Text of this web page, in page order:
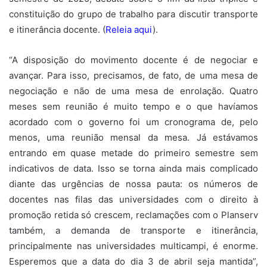
constituição do grupo de trabalho para discutir transporte
e itinerância docente. (Releia aqui).
“A disposição do movimento docente é de negociar e
avançar. Para isso, precisamos, de fato, de uma mesa de
negociação e não de uma mesa de enrolação. Quatro
meses sem reunião é muito tempo e o que havíamos
acordado com o governo foi um cronograma de, pelo
menos, uma reunião mensal da mesa. Já estávamos
entrando em quase metade do primeiro semestre sem
indicativos de data. Isso se torna ainda mais complicado
diante das urgências de nossa pauta: os números de
docentes nas filas das universidades com o direito à
promoção retida só crescem, reclamações com o Planserv
também, a demanda de transporte e itinerância,
principalmente nas universidades multicampi, é enorme.
Esperemos que a data do dia 3 de abril seja mantida”,